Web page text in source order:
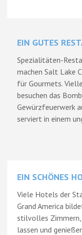
EIN GUTES
Spezialitäten-
machen Salt Lake
für Gourmets.
besuchen das
Gewürzfeuerwerk
serviert in einem
EIN SCHÖNES
Viele Hotels der
Grand America
stilvolles
lassen und